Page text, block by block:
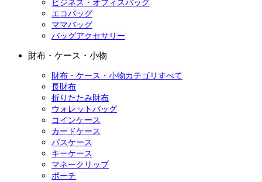
ビジネス・オフィスバッグ
エコバッグ
ママバッグ
バッグアクセサリー
財布・ケース・小物
財布・ケース・小物カテゴリすべて
長財布
折りたたみ財布
ウォレットバッグ
コインケース
カードケース
パスケース
キーケース
マネークリップ
ポーチ